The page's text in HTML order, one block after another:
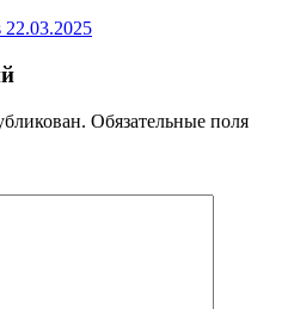
22.03.2025
Обязательные поля